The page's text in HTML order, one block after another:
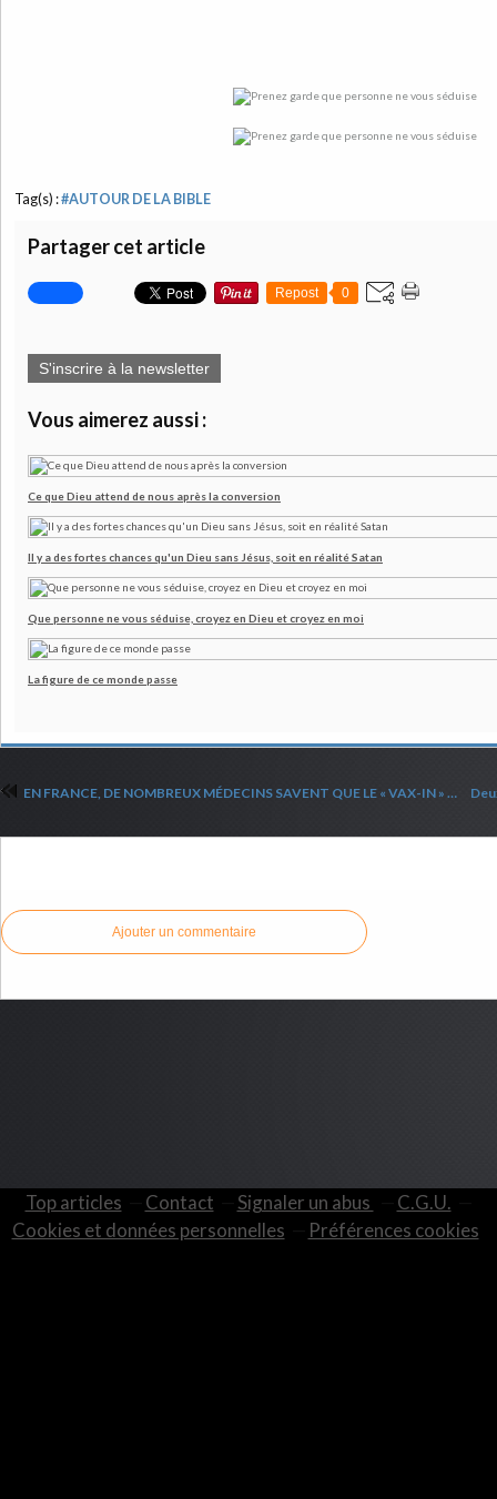
Tag(s) :#AUTOUR DE LA BIBLE
Partager cet article
Repost 0
S'inscrire à la newsletter
Vous aimerez aussi :
Ce que Dieu attend de nous après la conversion
Il y a des fortes chances qu'un Dieu sans Jésus, soit en réalité Satan
Que personne ne vous séduise, croyez en Dieu et croyez en moi
La figure de ce monde passe
EN FRANCE, DE NOMBREUX MÉDECINS SAVENT QUE LE « VAX-IN » EST UN POISON, MAIS ILS SE TAISENT
Ajouter un commentaire
Top articles Contact Signaler un abus
C.G.U.
Cookies et données personnelles
Préférences cookies